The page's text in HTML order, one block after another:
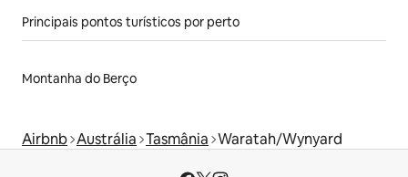
Principais pontos turísticos por perto
Montanha do Berço
Airbnb Austrália Tasmânia Waratah/Wynyard